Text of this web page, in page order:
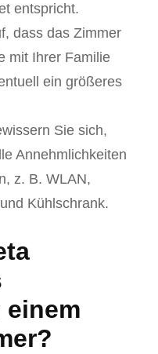
entspricht.
dass das Zimmer
mit Ihrer Familie
ein größeres
Sie sich,
Annehmlichkeiten
z. B. WLAN,
Kühlschrank.